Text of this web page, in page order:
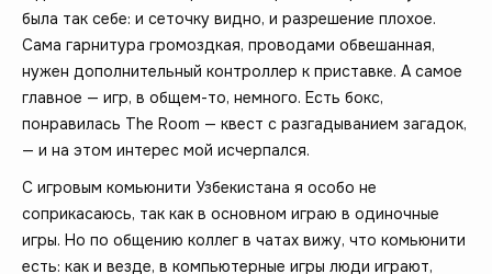
была так себе: и сеточку видно, и разрешение плохое.
Сама гарнитура громоздкая, проводами обвешанная,
нужен дополнительный контроллер к приставке. А самое
главное — игр, в общем-то, немного. Есть бокс,
понравилась The Room — квест с разгадыванием загадок,
— и на этом интерес мой исчерпался.
С игровым комьюнити Узбекистана я особо не
соприкасаюсь, так как в основном играю в одиночные
игры. Но по общению коллег в чатах вижу, что комьюнити
есть: как и везде, в компьютерные игры люди играют,